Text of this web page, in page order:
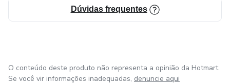
Dúvidas frequentes
O conteúdo deste produto não representa a opinião da Hotmart.
Se você vir informações inadequadas, denuncie aqui